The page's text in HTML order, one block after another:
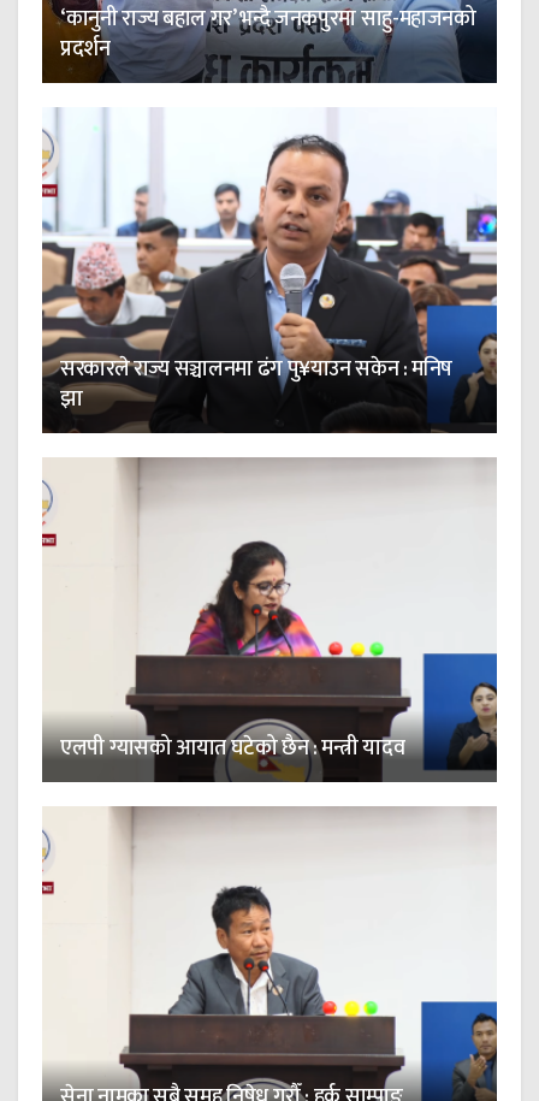
‘कानुनी राज्य बहाल गर’ भन्दै जनकपुरमा साहु-महाजनको
प्रदर्शन
सरकारले राज्य सञ्चालनमा ढंग पु¥याउन सकेन : मनिष
झा
एलपी ग्यासको आयात घटेको छैन : मन्त्री यादव